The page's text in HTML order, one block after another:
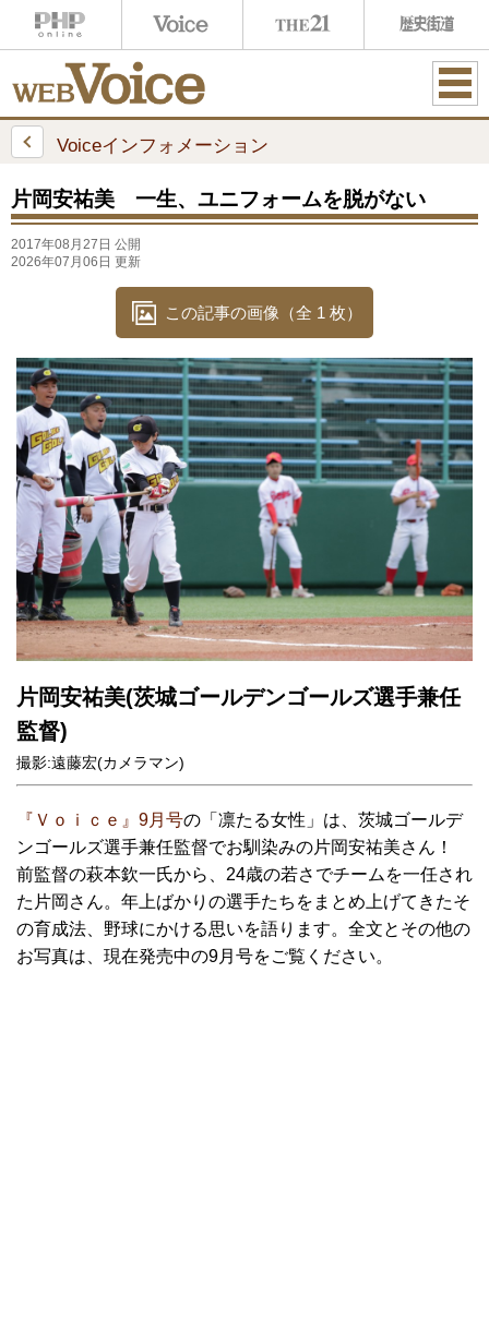
ME
Voiceインフォメーション
片岡安祐美 一生、ユニフォームを脱がない
2017年08月27日 公開
2026年07月06日 更新
この記事の画像（全 1 枚）
片岡安祐美(茨城ゴールデンゴールズ選手兼任
監督)
撮影:遠藤宏(カメラマン)
『Ｖｏｉｃｅ』9月号の「凛たる女性」は、茨城ゴールデ
ンゴールズ選手兼任監督でお馴染みの片岡安祐美さん！
前監督の萩本欽一氏から、24歳の若さでチームを一任され
た片岡さん。年上ばかりの選手たちをまとめ上げてきたそ
の育成法、野球にかける思いを語ります。全文とその他の
お写真は、現在発売中の9月号をご覧ください。